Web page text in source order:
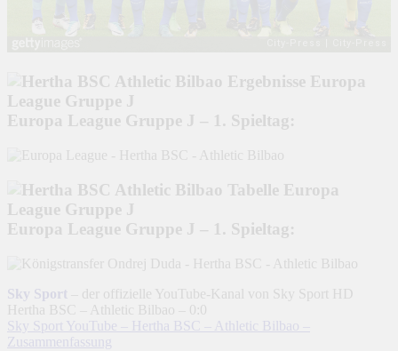
Europa League Gruppe J – 1. Spieltag:
Europa League Gruppe J – 1. Spieltag:
Sky Sport
– der offizielle YouTube-Kanal von Sky Sport HD
Hertha BSC – Athletic Bilbao – 0:0
Sky Sport YouTube – Hertha BSC – Athletic Bilbao –
Zusammenfassung